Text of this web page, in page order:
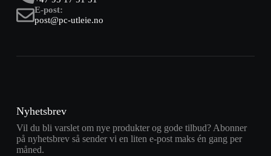
E-post:
post@pc-utleie.no
Nyhetsbrev
Vil du bli varslet om nye produkter og gode tilbud? Abonner
på nyhetsbrev så sender vi en liten e-post maks én gang per
måned.